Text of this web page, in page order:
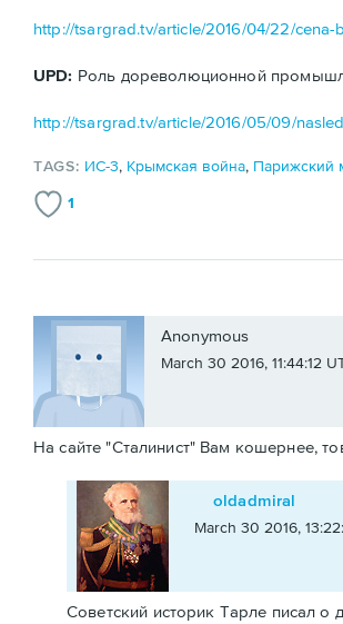
http://tsargrad.tv/article/2016/04/22/cena-
UPD: Роль дореволюционной
http://tsargrad.tv/article/2016/05/09/
TAGS: ИС-3, Крымская война, Парижский
1
Anonymous
March 30 2016, 11:44:12
На сайте "Сталинист" Вам кошернее,
oldadmiral
March 30 2016,
Советский историк Тарле писал о